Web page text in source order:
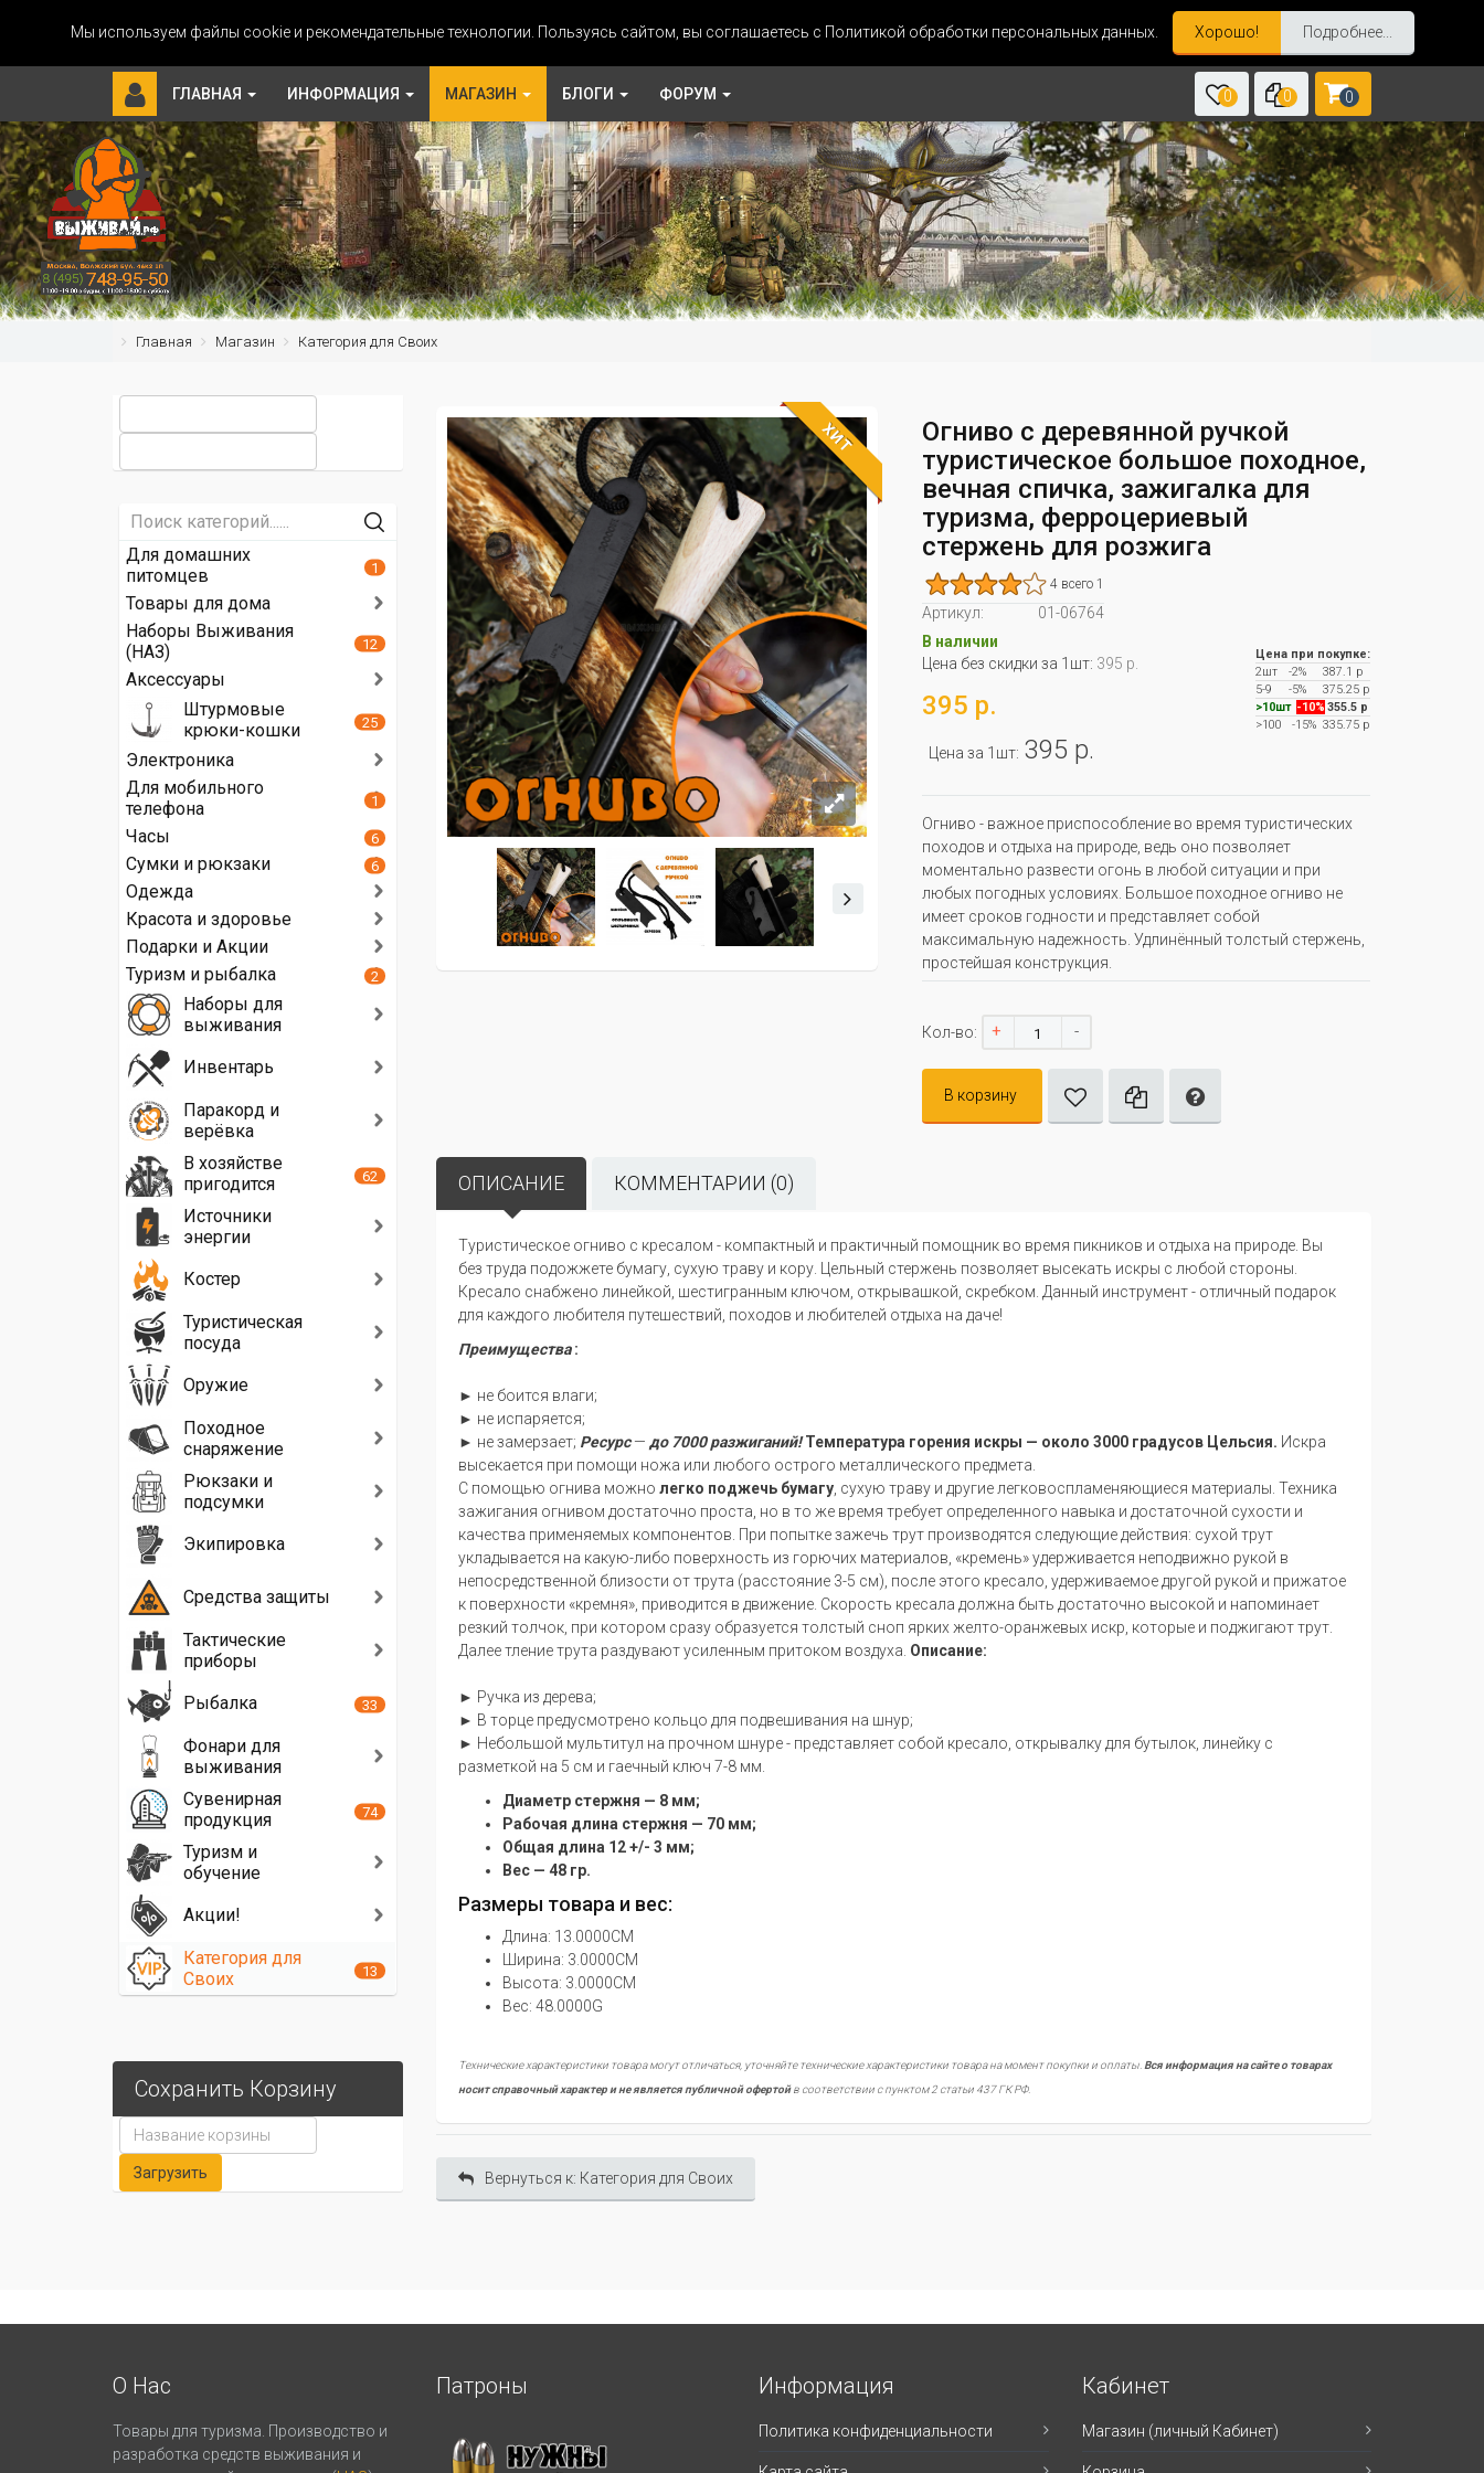
Мы используем файлы cookie и рекомендательные технологии. Пользуясь сайтом, вы соглашаетесь с Политикой обработки персональных данных. Хорошо! Подробнее...
ГЛАВНАЯ ИНФОРМАЦИЯ МАГАЗИН БЛОГИ ФОРУМ 0 0 0
Главная Магазин Категория для Своих
ХИТ
Огниво с деревянной ручкой
туристическое большое походное,
вечная спичка, зажигалка для
туризма, ферроцериевый
стержень для розжига
4 всего 1
Артикул:
01-06764
В наличии
Цена без скидки за 1шт: 395 р.
395 р.
Цена за 1шт: 395 р.
Цена при покупке:
2шт
-2%
387.1 р
5-9
-5%
375.25 р
>10шт -10% 355.5 р
>100
-15%335.75 р
Огниво - важное приспособление во время туристических
походов и отдыха на природе, ведь оно позволяет
моментально развести огонь в любой ситуации и при
любых погодных условиях. Большое походное огниво не
имеет сроков годности и представляет собой
максимальную надежность. Удлинённый толстый стержень,
простейшая конструкция.
Кол-во: + -
В корзину
ОПИСАНИЕ КОММЕНТАРИИ (0)
Туристическое огниво с кресалом - компактный и практичный помощник во время пикников и отдыха на природе. Вы
без труда подожжете бумагу, сухую траву и кору. Цельный стержень позволяет высекать искры с любой стороны.
Кресало снабжено линейкой, шестигранным ключом, открывашкой, скребком. Данный инструмент - отличный подарок
для каждого любителя путешествий, походов и любителей отдыха на даче!
Преимущества:
► не боится влаги;
► не испаряется;
► не замерзает; Ресурс— до 7000 разжиганий! Температура горения искры — около 3000 градусов Цельсия. Искра
высекается при помощи ножа или любого острого металлического предмета.
С помощью огнива можно легко поджечь бумагу, сухую траву и другие легковоспламеняющиеся материалы. Техника
зажигания огнивом достаточно проста, но в то же время требует определенного навыка и достаточной сухости и
качества применяемых компонентов. При попытке зажечь трут производятся следующие действия: сухой трут
укладывается на какую-либо поверхность из горючих материалов, «кремень» удерживается неподвижно рукой в
непосредственной близости от трута (расстояние 3-5 см), после этого кресало, удерживаемое другой рукой и прижатое
к поверхности «кремня», приводится в движение. Скорость кресала должна быть достаточно высокой и напоминает
резкий толчок, при котором сразу образуется толстый сноп ярких желто-оранжевых искр, которые и поджигают трут.
Далее тление трута раздувают усиленным притоком воздуха. Описание:
► Ручка из дерева;
► В торце предусмотрено кольцо для подвешивания на шнур;
► Небольшой мультитул на прочном шнуре - представляет собой кресало, открывалку для бутылок, линейку с
разметкой на 5 см и гаечный ключ 7-8 мм.
Диаметр стержня — 8 мм;
Рабочая длина стержня — 70 мм;
Общая длина 12 +/- 3 мм;
Вес — 48 гр.
Размеры товара и вес:
Длина: 13.0000CM
Ширина: 3.0000CM
Высота: 3.0000CM
Вес: 48.0000G
Технические характеристики товара могут отличаться, уточняйте технические характеристики товара на момент покупки и оплаты.Вся информация на сайте о товарах
носит справочный характер и не является публичной офертойв соответствии с пунктом 2 статьи 437 ГК РФ.
Вернуться к: Категория для Своих
Для домашних
питомцев
1
Товары для дома
Наборы Выживания
(НАЗ)
12
Аксессуары
Штурмовые
крюки-кошки
25
Электроника
Для мобильного
телефона
1
Часы 6
Сумки и рюкзаки 6
Одежда
Красота и здоровье
Подарки и Акции
Туризм и рыбалка
2
Наборы для
выживания
Инвентарь
Паракорд и
верёвка
В хозяйстве
пригодится
62
Источники
энергии
Костер
Туристическая
посуда
Оружие
Походное
снаряжение
Рюкзаки и
подсумки
Экипировка
Средства защиты
Тактические
приборы
Рыбалка
33
Фонари для
выживания
Сувенирная
продукция
74
Туризм и
обучение
Акции!
Категория для
Своих
13
Сохранить Корзину
О Нас
Товары для туризма. Производство и
разработка средств выживания и
Патроны Информация
Политика конфиденциальности
Кабинет
Магазин (личный Кабинет)